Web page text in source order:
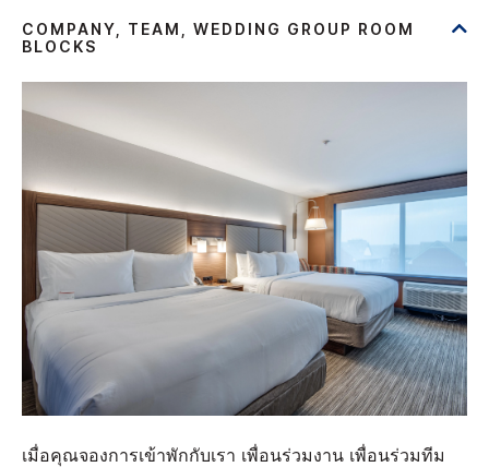
เมื่อคุณจองการเข้าพักกับเรา เพื่อนร่วมงาน เพื่อนร่วมทีม